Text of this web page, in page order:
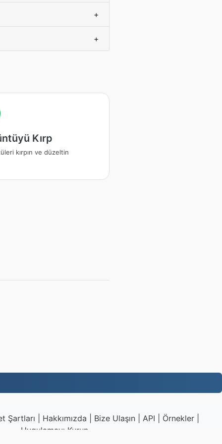
+
+
Kırp
kırpın ve düzeltin
Şartları Hakkımızda Bize Ulaşın| API Örnekler|
Uygulamayı Kurun